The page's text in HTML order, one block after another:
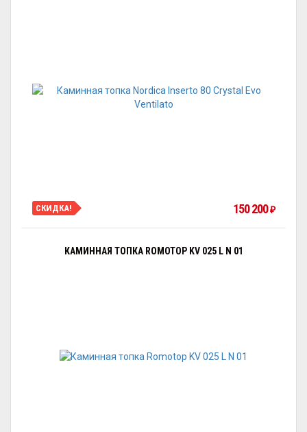
СКИДКА! 150 200₽
КАМИННАЯ ТОПКА ROMOTOP KV 025 L N 01